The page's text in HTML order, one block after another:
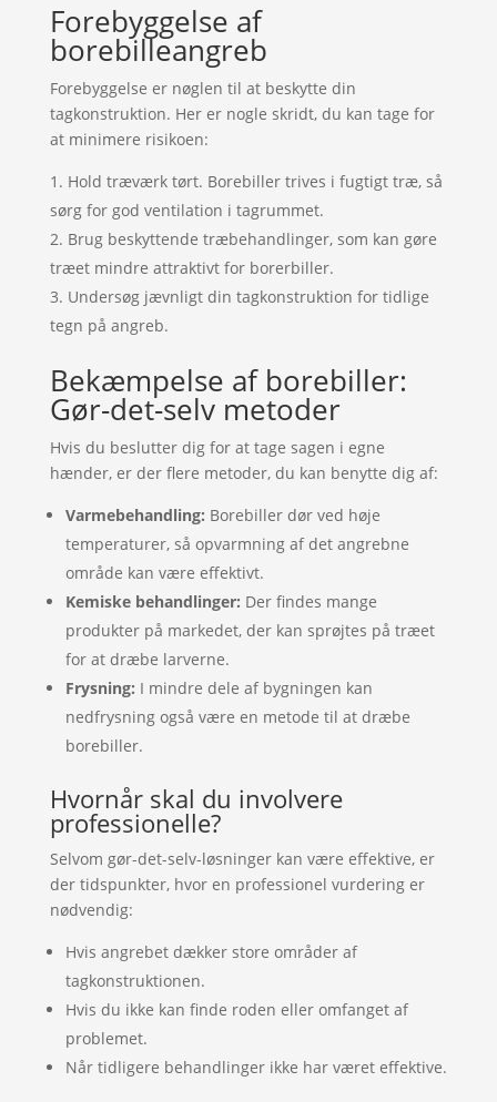
Forebyggelse af
borebilleangreb
Forebyggelse er nøglen til at beskytte din
tagkonstruktion. Her er nogle skridt, du kan tage for
at minimere risikoen:
Hold træværk tørt. Borebiller trives i fugtigt træ, så
sørg for god ventilation i tagrummet.
Brug beskyttende træbehandlinger, som kan gøre
træet mindre attraktivt for borerbiller.
Undersøg jævnligt din tagkonstruktion for tidlige
tegn på angreb.
Bekæmpelse af borebiller:
Gør-det-selv metoder
Hvis du beslutter dig for at tage sagen i egne
hænder, er der flere metoder, du kan benytte dig af:
Varmebehandling: Borebiller dør ved høje
temperaturer, så opvarmning af det angrebne
område kan være effektivt.
Kemiske behandlinger: Der findes mange
produkter på markedet, der kan sprøjtes på træet
for at dræbe larverne.
Frysning: I mindre dele af bygningen kan
nedfrysning også være en metode til at dræbe
borebiller.
Hvornår skal du involvere
professionelle?
Selvom gør-det-selv-løsninger kan være effektive, er
der tidspunkter, hvor en professionel vurdering er
nødvendig:
Hvis angrebet dækker store områder af
tagkonstruktionen.
Hvis du ikke kan finde roden eller omfanget af
problemet.
Når tidligere behandlinger ikke har været effektive.